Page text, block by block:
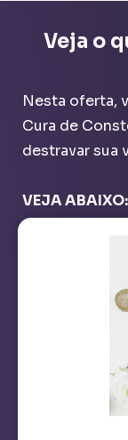
Veja o
Nesta oferta,
Cura de
destravar sua
VEJA ABAIXO: